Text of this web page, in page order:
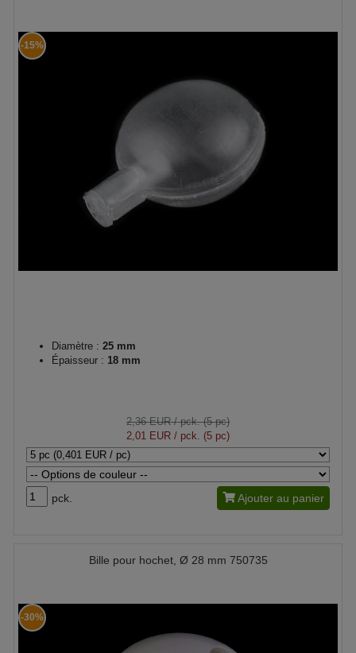
-15%
Diamètre : 25 mm
Épaisseur : 18 mm
2,36 EUR/ pck. (5 pc)
2,01 EUR / pck. (5 pc)
pck. Ajouter au panier
Bille pour hochet, Ø 28 mm 750735
-30%